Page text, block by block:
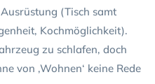
(Tisch samt
Kochmöglichkeit).
zu schlafen, doch
von ‚Wohnen‘ keine Rede